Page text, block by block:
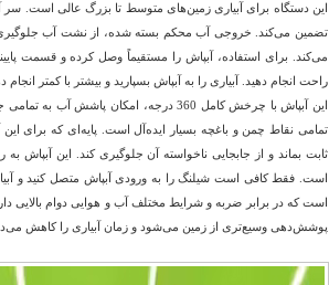
تضمین می‌کند. خروجی آب محکم بسته شده، از نشت آب جلوگیری
می‌کند. برای استفاده، آبپاش را مستقیماً وصل کرده و قسمت
راحت انجام دهید. آبیاری را به آبپاش بسپارید و بیشتر با کمتر انجام
این آبپاش با چرخش کامل 360 درجه،
تمامی نقاط چمن و باغچه بسیار ایده‌آل است. پایه‌ای که برای
ثابت بماند و از جابجایی ناخواسته آن جلوگیری کند. این
است. فقط کافی است شیلنگ را به ورودی آبپاش متصل کنید و
پوشش‌دهی وسیع‌تری از زمین می‌شود و زمان آبیاری را کاهش